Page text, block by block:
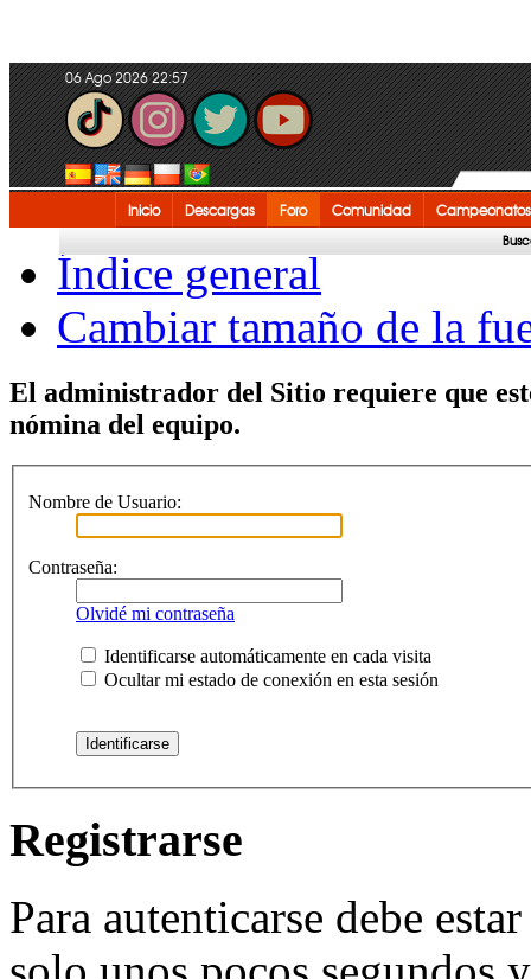
06 Ago 2026 22:57
Inicio Descargas Foro Comunidad Campeonatos
Índice general
Cambiar tamaño de la
El administrador del Sitio requiere que
nómina del equipo.
Nombre de Usuario:
Contraseña:
Olvidé mi contraseña
Identificarse automáticamente en cada visita
Ocultar mi estado de conexión en esta sesión
Registrarse
Para autenticarse debe